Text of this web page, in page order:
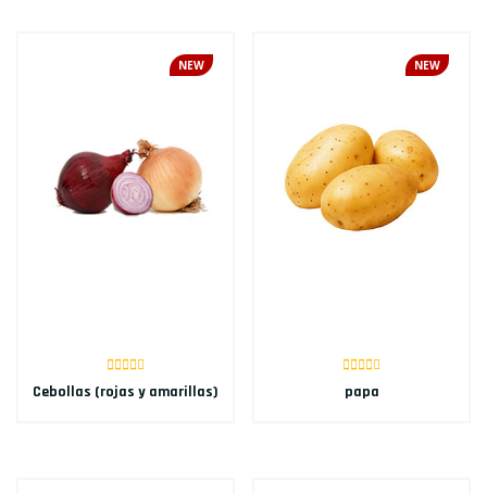
NEW
Cebollas (rojas y amarillas)
NEW
papa